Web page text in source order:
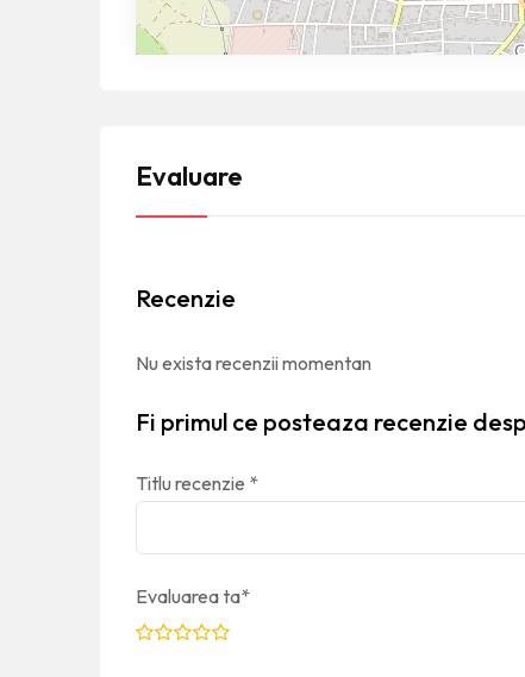
Evaluare
Recenzie
Nu exista recenzii momentan
Fi primul ce posteaza recenzie
Titlu recenzie *
Evaluarea ta*